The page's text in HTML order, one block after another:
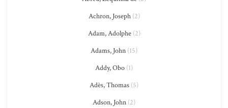
Achron, Joseph(2)
Adam, Adolphe(2)
Adams, John (15)
Addy, Obo (1)
Adès, Thomas (5)
Adson, John (2)